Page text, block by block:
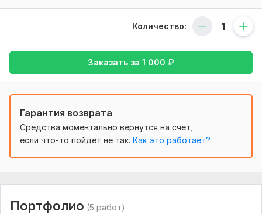
1. Информационная модель объекта визуализации.
2. Четкое ТЗ
Визуализация
Объем услуги в кворке: 1 придомовая, парковая и тд
территория
Количество:
Заказать за 1 000 ₽
Гарантия возврата
Средства моментально вернутся на счет,
если что-то пойдет не так. Как это работает?
Портфолио (5 работ)